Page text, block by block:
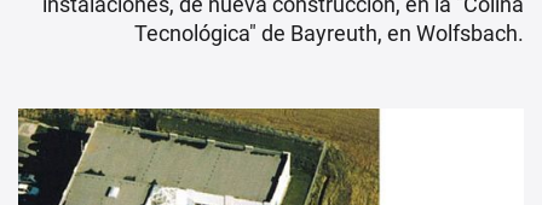
Tecnológica" de Bayreuth, en Wolfsbach.